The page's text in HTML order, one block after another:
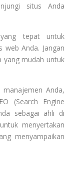
situs Anda
tepat untuk
Anda. Jangan
yang mudah untuk
Anda,
(Search Engine
sebagai ahli di
menyertakan
menyampaikan